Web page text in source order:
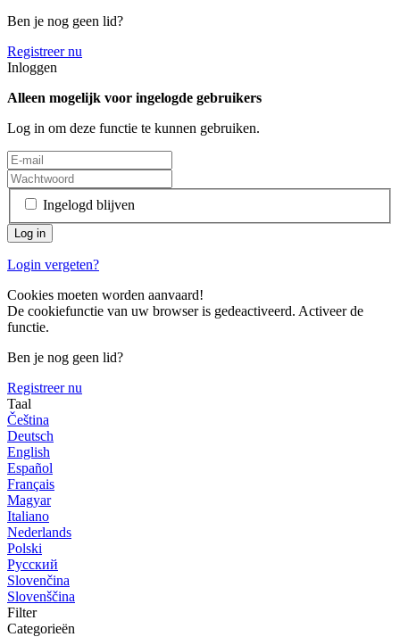
Ben je nog geen lid?
Registreer nu
Inloggen
Alleen mogelijk voor ingelogde gebruikers
Log in om deze functie te kunnen gebruiken.
Ingelogd blijven
Login vergeten?
Cookies moeten worden aanvaard!
De cookiefunctie van uw browser is gedeactiveerd. Activeer de
functie.
Ben je nog geen lid?
Registreer nu
Taal
Čeština
Deutsch
English
Español
Français
Magyar
Italiano
Nederlands
Polski
Русский
Slovenčina
Slovenščina
Filter
Categorieën